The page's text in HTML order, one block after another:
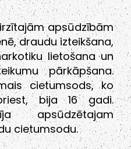
apsūdzībām
draudu izteikšana,
lietošana un
pārkāpšana.
cietumsods, ko
bija 16 gadi.
apsūdzētajam
cietumsodu.